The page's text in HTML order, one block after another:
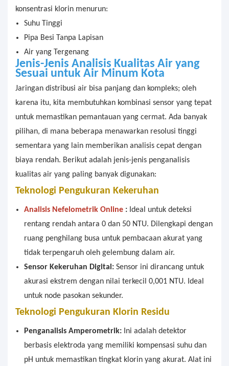
konsentrasi klorin menurun:
Suhu Tinggi
Pipa Besi Tanpa Lapisan
Air yang Tergenang
Jenis-Jenis Analisis Kualitas Air yang
Sesuai untuk Air Minum Kota
Jaringan distribusi air bisa panjang dan kompleks; oleh
karena itu, kita membutuhkan kombinasi sensor yang tepat
untuk memastikan pemantauan yang cermat. Ada banyak
pilihan, di mana beberapa menawarkan resolusi tinggi
sementara yang lain memberikan analisis cepat dengan
biaya rendah. Berikut adalah jenis-jenis penganalisis
kualitas air yang paling banyak digunakan:
Teknologi Pengukuran Kekeruhan
Analisis Nefelometrik Online: Ideal untuk deteksi
rentang rendah antara 0 dan 50 NTU. Dilengkapi dengan
ruang penghilang busa untuk pembacaan akurat yang
tidak terpengaruh oleh gelembung dalam air.
Sensor Kekeruhan Digital: Sensor ini dirancang untuk
akurasi ekstrem dengan nilai terkecil 0,001 NTU. Ideal
untuk node pasokan sekunder.
Teknologi Pengukuran Klorin Residu
Penganalisis Amperometrik: Ini adalah detektor
berbasis elektroda yang memiliki kompensasi suhu dan
pH untuk memastikan tingkat klorin yang akurat. Alat ini